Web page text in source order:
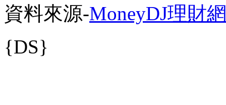
資料來源-MoneyDJ理財網
{DS}